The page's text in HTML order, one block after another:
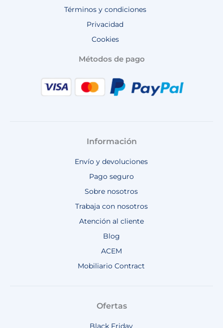
Términos y condiciones
Privacidad
Cookies
Métodos de pago
Información
Envío y devoluciones
Pago seguro
Sobre nosotros
Trabaja con nosotros
Atención al cliente
Blog
ACEM
Mobiliario Contract
Ofertas
Black Friday